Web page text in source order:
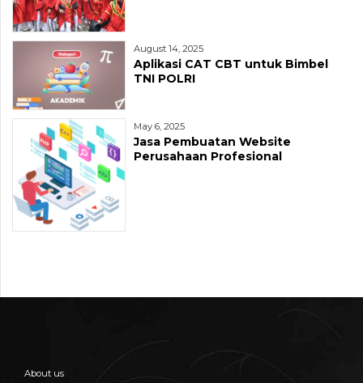
August 14, 2025
Aplikasi CAT CBT untuk Bimbel
TNI POLRI
May 6, 2025
Jasa Pembuatan Website
Perusahaan Profesional
About us